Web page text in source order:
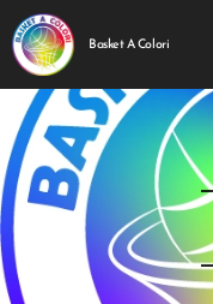
Basket A Colori